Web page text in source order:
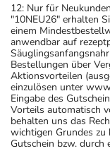
12: Nur für
"10NEU26" erhalten
einem
anwendbar auf
Bestellungen über
Aktionsvorteilen
einzulösen unter
Eingabe des
Vorteils automatisch
behalten uns das
wichtigen Grundes zu
Gutschein bzw. durch